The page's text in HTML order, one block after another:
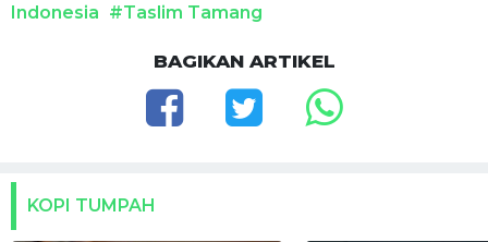
Indonesia #Taslim Tamang
BAGIKAN ARTIKEL
KOPI TUMPAH